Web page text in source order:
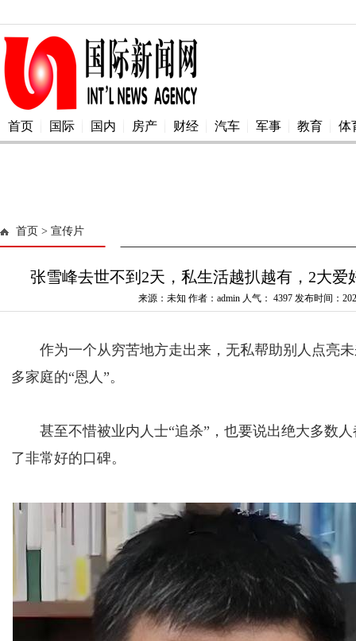
首页 国际 国内 房产 财经 汽车 军事 教育 体
首页 > 宣传片
张雪峰去世不到2天，私生活越扒越有，2大爱
来源：未知 作者：admin 人气： 4397 发布时间：
作为一个从穷苦地方走出来，无私帮助别人点亮
多家庭的“恩人”。
甚至不惜被业内人士“追杀”，也要说出绝大多数
了非常好的口碑。